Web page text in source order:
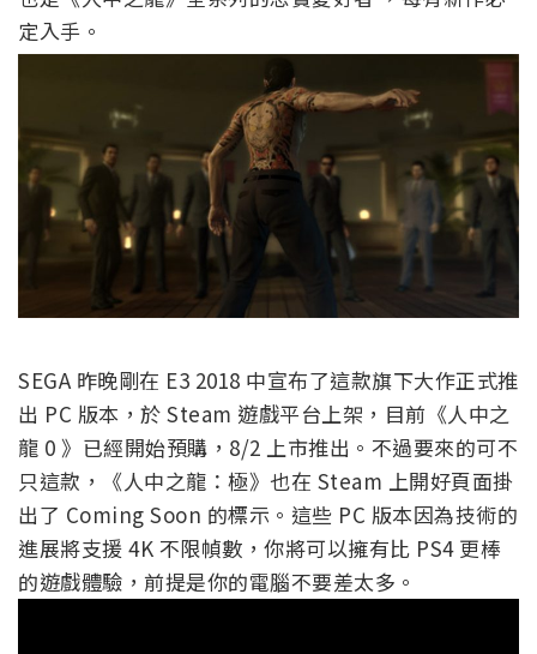
定入手。
SEGA 昨晚剛在 E3 2018 中宣布了這款旗下大作正式推
出 PC 版本，於 Steam 遊戲平台上架，目前《人中之
龍 0 》已經開始預購，8/2 上市推出。不過要來的可不
只這款，《人中之龍：極》也在 Steam 上開好頁面掛
出了 Coming Soon 的標示。這些 PC 版本因為技術的
進展將支援 4K 不限幀數，你將可以擁有比 PS4 更棒
的遊戲體驗，前提是你的電腦不要差太多。